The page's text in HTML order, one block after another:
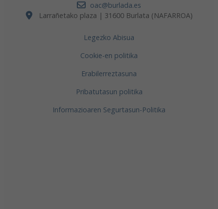
oac@burlada.es
Larrañetako plaza | 31600 Burlata (NAFARROA)
Legezko Abisua
Cookie-en politika
Erabilerreztasuna
Pribatutasun politika
Informazioaren Segurtasun-Politika